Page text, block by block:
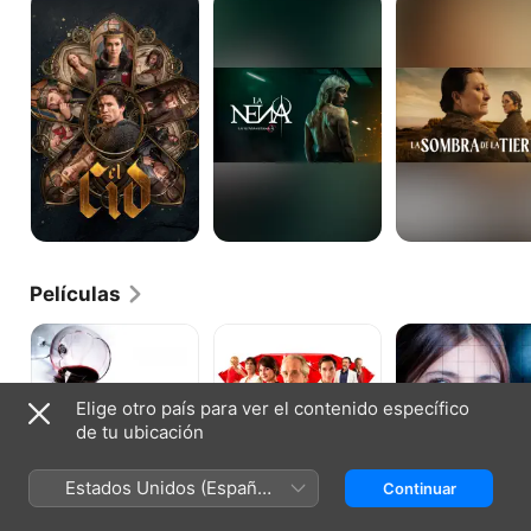
Cid
tierra
Películas
Felices
140
maldición
del
La
Punta
del
Elige otro país para ver el contenido específico
de tu ubicación
Estados Unidos (Español
México)
Continuar